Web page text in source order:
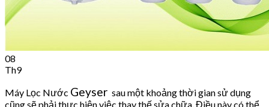
08
Th9
Máy Lọc Nước Geyser sau một khoảng thời gian sử dụng
cũng sẽ phải thực hiện việc thay thế sửa chữa. Điều này có thể